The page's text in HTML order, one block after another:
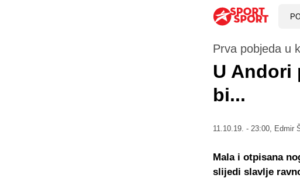
Prva pobjeda u
U Andori
bi...
11.10.19. - 23:00, Edmir
Mala i otpisana
slijedi slavlje